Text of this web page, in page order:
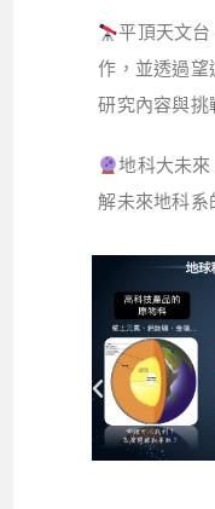
平頂天文
作，並透過望
研究內容與挑
地科大未
解未來地科系